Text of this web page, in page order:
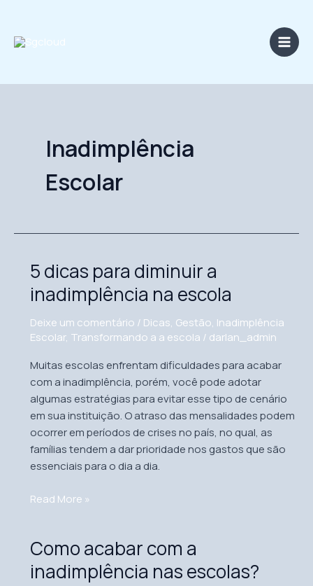
Inadimplência
Escolar
5 dicas para diminuir a
inadimplência na escola
Deixe um comentário / Dicas, Gestão, Inadimplência
Escolar, Transformando a a escola / darlan_admin
Muitas escolas enfrentam dificuldades para acabar
com a inadimplência, porém, você pode adotar
algumas estratégias para evitar esse tipo de cenário
em sua instituição. O atraso das mensalidades podem
ocorrer em períodos de crises no país, no qual, as
famílias tendem a dar prioridade nos gastos que são
essenciais para o dia a dia.
5
para
diminuir
a
na
escola
Read More »
Como acabar com a
inadimplência nas escolas?
Como
com